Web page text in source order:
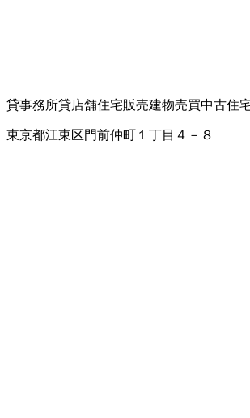
貸事務所貸店舗住宅販売建物売買中古住
東京都江東区門前仲町１丁目４－８